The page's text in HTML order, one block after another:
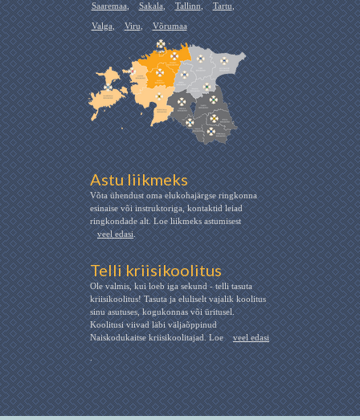
Saaremaa, Sakala, Tallinn, Tartu,
Valga, Viru, Võrumaa
Astu liikmeks
Võta ühendust oma elukohajärgse ringkonna
esinaise või instruktoriga, kontaktid leiad
ringkondade alt. Loe liikmeks astumisest
veel edasi.
Telli kriisikoolitus
Ole valmis, kui loeb iga sekund - telli tasuta
kriisikoolitus! Tasuta ja eluliselt vajalik koolitus
sinu asutuses, kogukonnas või üritusel.
Koolitusi viivad läbi väljaõppinud
Naiskodukaitse kriisikoolitajad. Loe
veel edasi
.